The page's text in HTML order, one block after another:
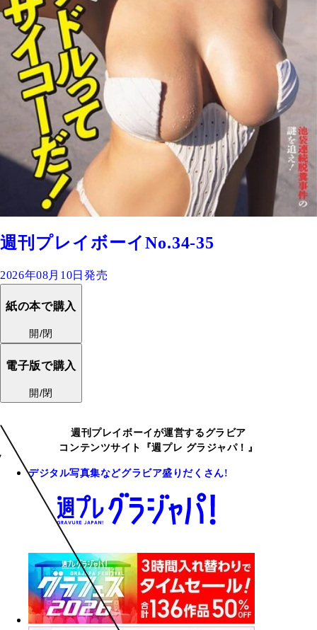
週刊プレイボーイNo.34-35
2026年08月10日発売
紙の本で購入
開/閉
電子版で購入
開/閉
週刊プレイボーイが運営するグラビア
コンテンツサイト『週プレ グラジャパ！』
デジタル写真集などグラビア盛りだくさん!